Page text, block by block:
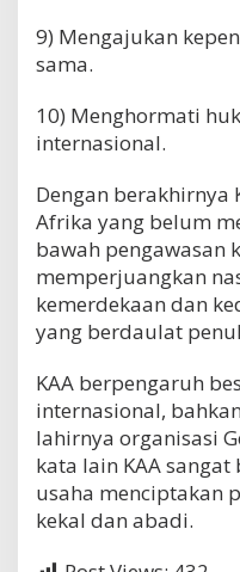
9) Mengajukan
sama.
10) Menghormati
internasional.
Dengan berakhirnya
Afrika yang belum
bawah
memperjuangkan
kemerdekaan dan
yang berdaulat
KAA berpengaruh
internasional,
lahirnya organisasi
kata lain KAA
usaha menciptakan
kekal dan abadi.